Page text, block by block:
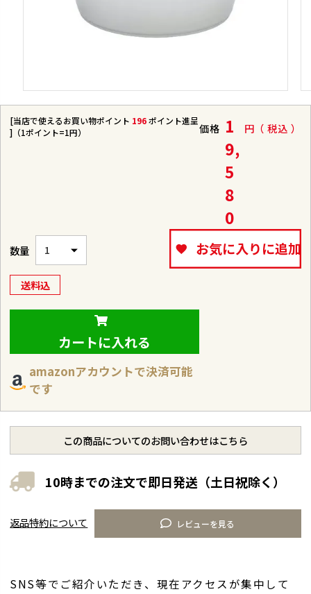
[当店で使えるお買い物ポイント 196ポイント進呈
]（1ポイント=1円）
価格 1
9,
5
8
0
税込
送料込
お気に入りに追加
カートに入れる
amazonアカウントで決済可能
です
10時までの注文で即日発送（土日祝除く）
この商品についてのお問い合わせはこちら
レビューを見る
返品特約について
SNS等でご紹介いただき、現在アクセスが集中して